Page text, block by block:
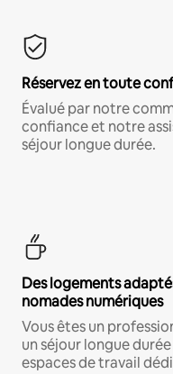
Réservez en toute
Évalué par notre
confiance et notre
séjour longue durée.
Des logements
nomades numériques
Vous êtes un
un séjour longue
espaces de travail